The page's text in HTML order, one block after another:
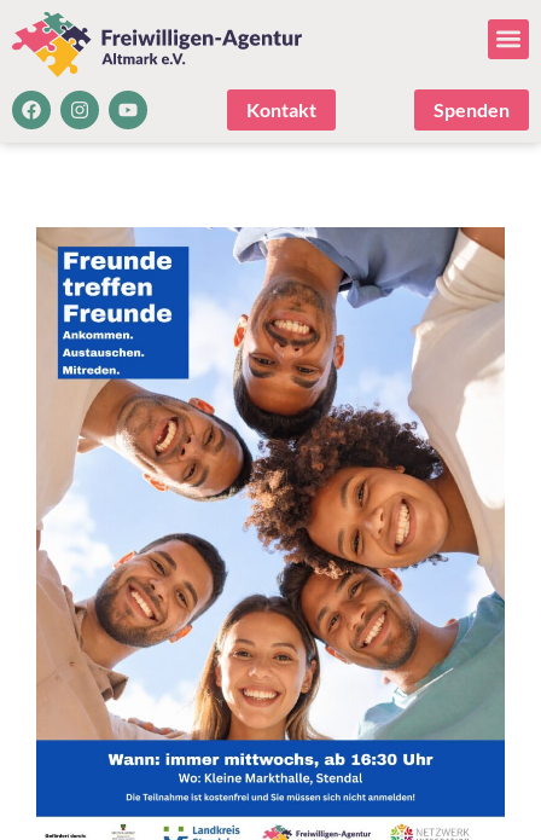
Kontakt Spenden